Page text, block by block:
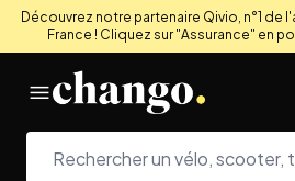
Découvrez notre partenaire Qivio, n°1 de
France ! Cliquez sur "Assurance" en